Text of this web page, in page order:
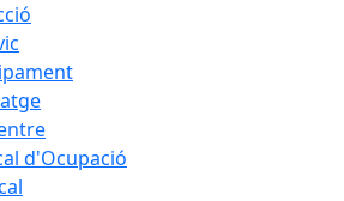
d'Ocupació